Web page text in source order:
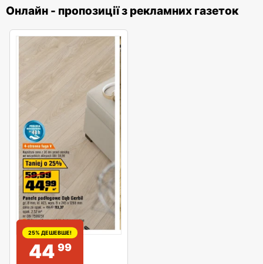
Онлайн - пропозиції з рекламних газеток
25% ДЕШЕВШЕ!
44 99